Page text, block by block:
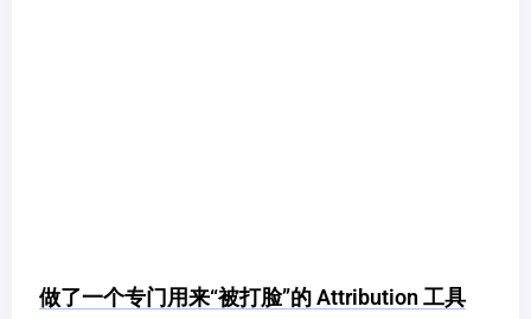
做了一个专门用来“被打脸”的 Attribution 工具